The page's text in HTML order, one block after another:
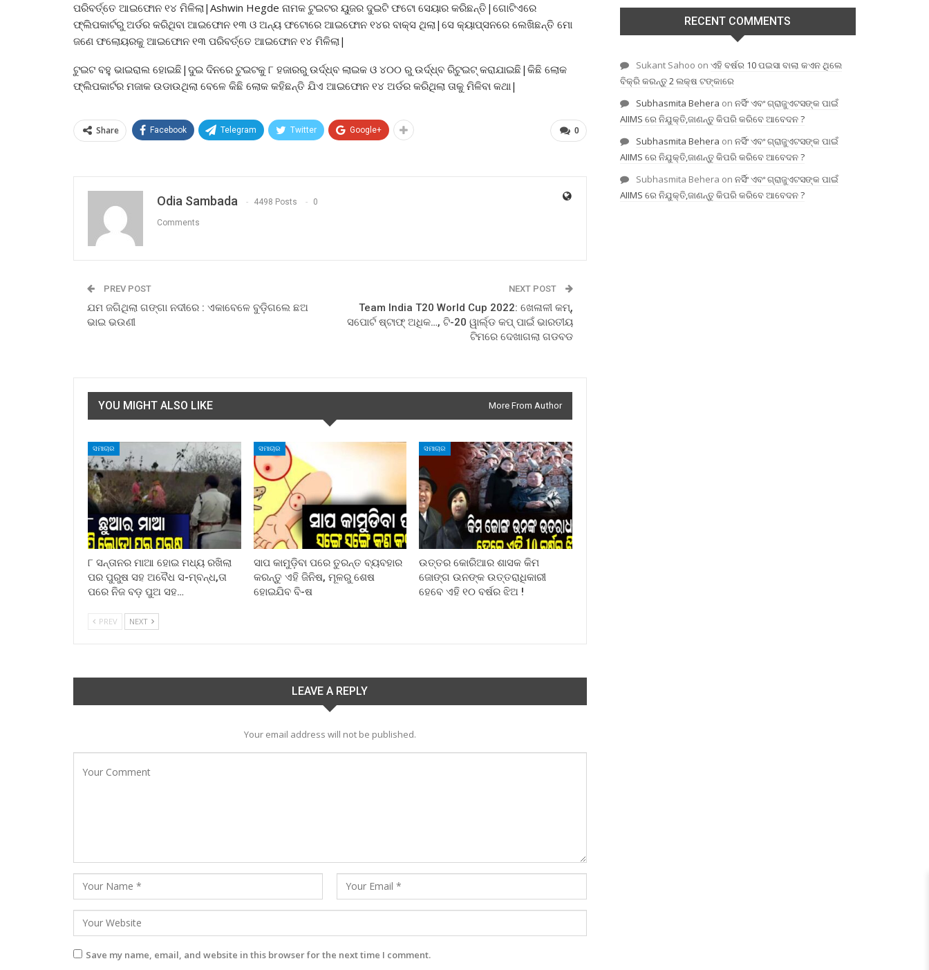
ପରିବର୍ତ୍ତେ ଆଇଫୋନ ୧୪ ମିଳିଲା|Ashwin Hegde ନାମକ ଟୁଇଟର ୟୁଜର ଦୁଇଟି ଫଟୋ ସେୟାର କରିଛନ୍ତି|ଗୋଟିଏରେ
ଫ୍ଲିପକାର୍ଟରୁ ଅର୍ଡର‌ କରିଥିବା ଆଇଫୋନ ୧୩ ଓ ଅନ୍ୟ ଫଟୋରେ ଆଇଫୋନ ୧୪ର ବାକ୍ସ ଥିଲା|ସେ କ୍ୟାପ୍ସନରେ ଲେଖିଛନ୍ତି ମୋ
ଜଣେ ଫଲୋୟରକୁ ଆଇଫୋନ ୧୩ ପରିବର୍ତ୍ତେ ଆଇଫୋନ ୧୪ ମିଳିଲା|
ଟୁଇଟ ବହୁ ଭାଇରାଲ ହୋଇଛି|ଦୁଇ ଦିନରେ ଟୁଇଟକୁ ୮ ହଜାରରୁ ଉର୍ଦ୍ଧ୍ବ ଲାଇକ ଓ ୪୦୦ ରୁ ଉର୍ଦ୍ଧ୍ବ ରିଟୁଇଟ୍ କରାଯାଇଛି|କିଛି ଲୋକ
ଫ୍ଲିପକାର୍ଟର ମଜାକ ଉଡାଉଥିଲା ବେଳେ କିଛି ଲୋକ କହିଛନ୍ତି ଯିଏ ଆଇଫୋନ ୧୪ ଅର୍ଡର କରିଥିଲା ତାକୁ ମିଳିବା କଥା|
0
Share Facebook Telegram Twitter Google+
Odia Sambada 4498 Posts 0
Comments
PREV POST
ଯମ ଜଗିଥିଲା ଗଙ୍ଗା ନଦୀରେ : ଏକାବେଳେ ବୁଡ଼ିଗଲେ ଛଅ
ଭାଇ ଭଉଣୀ
NEXT POST
Team India T20 World Cup 2022: ଖେଳାଳୀ କମ୍,
ସପୋର୍ଟ ଷ୍ଟାଫ୍ ଅଧିକ…, ଟି-20 ୱାର୍ଲ୍ଡ କପ୍ ପାଇଁ ଭାରତୀୟ
ଟିମରେ ଦେଖାଗଲା ଗଡବଡ
YOU MIGHT ALSO LIKE More From Author
ସମାଚାର
୮ ସନ୍ତାନର ମାଆ ହୋଇ ମଧ୍ୟ ରଖିଲା
ପର ପୁରୁଷ ସହ ଅବୈଧ ସ-ମ୍ବନ୍ଧ,ତା
ପରେ ନିଜ ବଡ଼ ପୁଅ ସହ…
ସମାଚାର
ସାପ କାମୁଡ଼ିବା ପରେ ତୁରନ୍ତ ବ୍ୟବହାର
କରନ୍ତୁ ଏହି ଜିନିଷ, ମୂଳରୁ ଶେଷ
ହୋଇଯିବ ବି-ଷ
ସମାଚାର
ଉତ୍ତର କୋରିଆର ଶାସକ କିମ
ଜୋଙ୍ଗ ଉନଙ୍କ ଉତ୍ତରାଧିକାରୀ
ହେବେ ଏହି ୧୦ ବର୍ଷର ଝିଅ !
PREV NEXT
LEAVE A REPLY
Your email address will not be published.
Save my name, email, and website in this browser for the next time I comment.
RECENT COMMENTS
Sukant Sahoo on ଏହି ବର୍ଷର 10 ପଇସା ବାଲା କଏନ ଥିଲେ
ବିକ୍ରି କରନ୍ତୁ 2 ଲକ୍ଷ ଟଙ୍କାରେ
Subhasmita Behera on ନର୍ସିଂ ଏବଂ ଗ୍ରାଜୁଏଟସଙ୍କ ପାଇଁ
AIIMS ରେ ନିଯୁକ୍ତି,ଜାଣନ୍ତୁ କିପରି କରିବେ ଆବେଦନ ?
Subhasmita Behera on ନର୍ସିଂ ଏବଂ ଗ୍ରାଜୁଏଟସଙ୍କ ପାଇଁ
AIIMS ରେ ନିଯୁକ୍ତି,ଜାଣନ୍ତୁ କିପରି କରିବେ ଆବେଦନ ?
Subhasmita Behera on ନର୍ସିଂ ଏବଂ ଗ୍ରାଜୁଏଟସଙ୍କ ପାଇଁ
AIIMS ରେ ନିଯୁକ୍ତି,ଜାଣନ୍ତୁ କିପରି କରିବେ ଆବେଦନ ?